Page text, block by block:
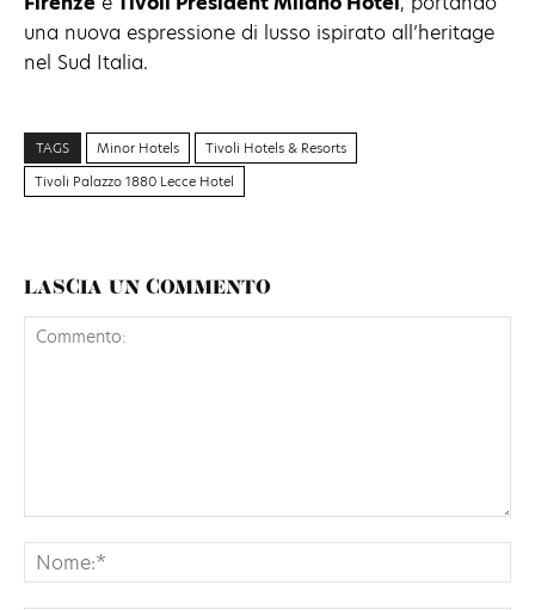
una nuova espressione di lusso ispirato all’heritage
nel Sud Italia.
TAGS Minor Hotels
Tivoli Hotels & Resorts
Tivoli Palazzo 1880 Lecce Hotel
LASCIA UN COMMENTO